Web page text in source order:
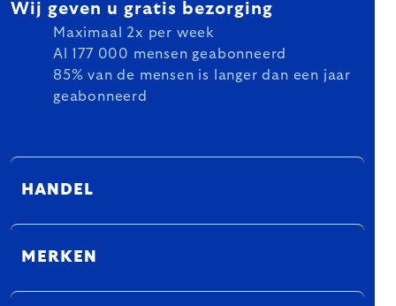
Wij geven u gratis bezorging
Maximaal 2x per week
Al 177 000 mensen geabonneerd
85% van de mensen is langer dan een jaar
geabonneerd
HANDEL
MERKEN